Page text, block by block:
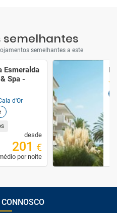
semelhantes
semelhantes a este
Esmeralda
Spa -
d'Or
desde
201 €
por noite